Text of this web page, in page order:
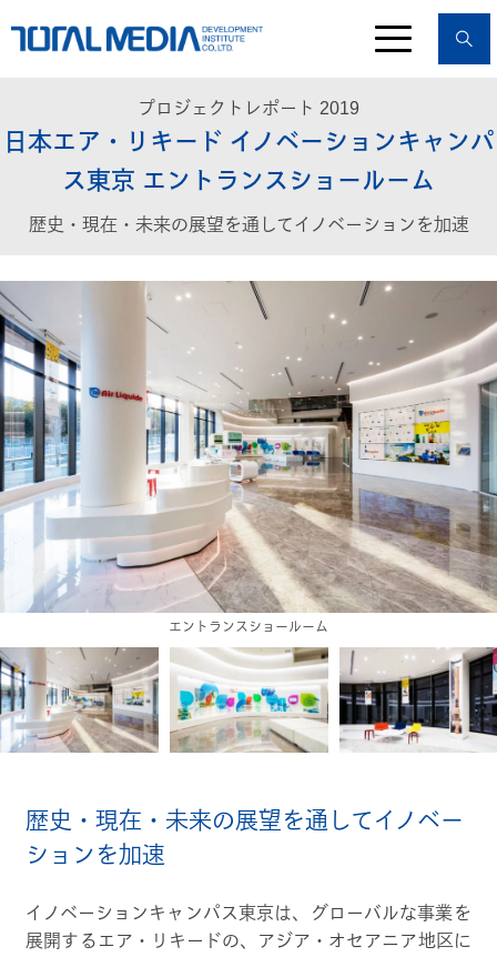
プロジェクトレポート 2019
日本エア・リキード イノベーションキャンパ
ス東京 エントランスショールーム
歴史・現在・未来の展望を通してイノベーションを加速
エントランスショールーム
歴史展示と産業ガスの事業プロセス紹介
歴史・現在・未来の展望を通してイノベー
ションを加速
イノベーションキャンパス東京は、グローバルな事業を
展開するエア・リキードの、アジア・オセアニア地区に